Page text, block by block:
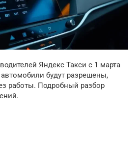
Яндекс Такси с 1 марта
автомобили будут разрешены,
работы. Подробный разбор